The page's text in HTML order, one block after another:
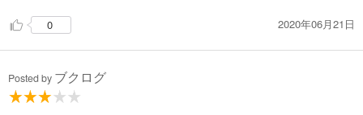
破妖の剣６ 鬱金の暁闇11
0 2020年06月21日
Posted by ブクログ